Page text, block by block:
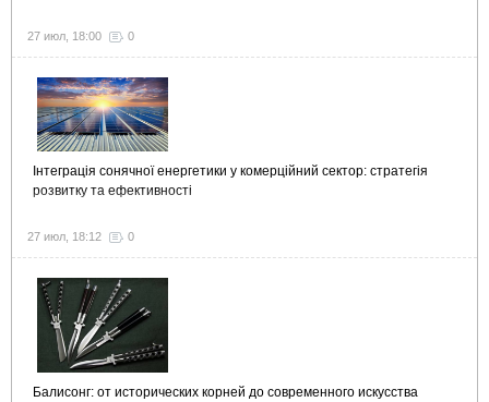
27 июл, 18:00 0
Інтеграція сонячної енергетики у комерційний сектор: стратегія
розвитку та ефективності
27 июл, 18:12 0
Балисонг: от исторических корней до современного искусства